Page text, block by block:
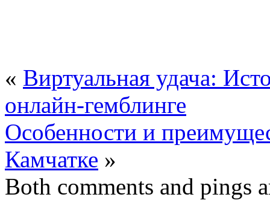
« Виртуальная удача:
онлайн-гемблинге
Особенности и
Камчатке »
Both comments and pings